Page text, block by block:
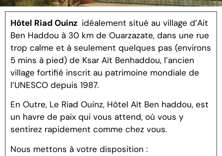
Hôtel Riad Ouinz idéalement situé au village d’Ait
Ben Haddou à 30 km de Ouarzazate, dans une rue
trop calme et à seulement quelques pas (environs
5 mins à pied) de Ksar Aït Benhaddou, l’ancien
village fortifié inscrit au patrimoine mondiale de
l’UNESCO depuis 1987.
En Outre, Le Riad Ouinz, Hôtel Aït Ben haddou, est
un havre de paix qui vous attend, où vous y
sentirez rapidement comme chez vous.
Nous mettons à votre disposition :